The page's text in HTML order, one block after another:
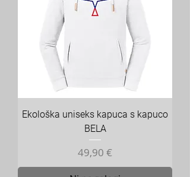
Ekološka uniseks kapuca s kapuco
BELA
Cena
49,90 €